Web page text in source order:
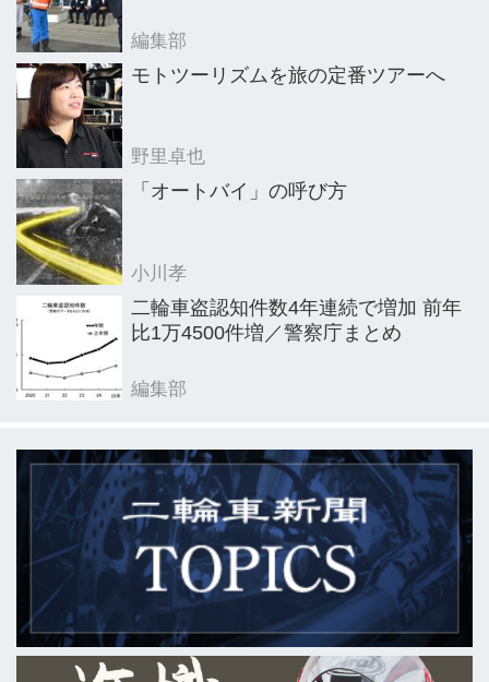
編集部
モトツーリズムを旅の定番ツアーへ
野里卓也
「オートバイ」の呼び方
小川孝
二輪車盗認知件数4年連続で増加 前年
比1万4500件増／警察庁まとめ
編集部